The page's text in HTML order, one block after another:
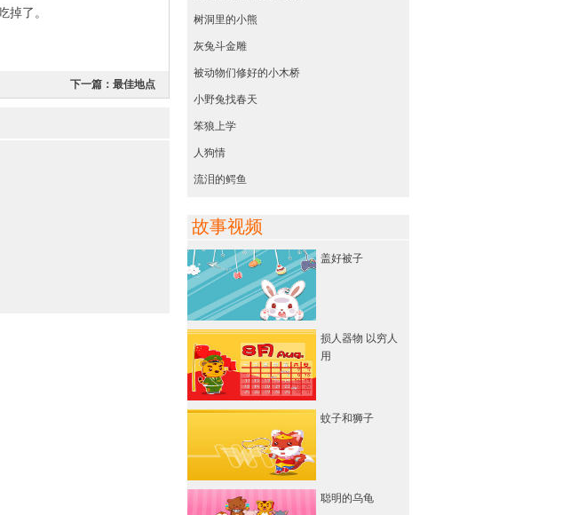
掉了。
下一篇： 最佳地点
树洞里的小熊
灰兔斗金雕
被动物们修好的小木桥
小野兔找春天
笨狼上学
人狗情
流泪的鳄鱼
故事视频
盖好被子
损人器物 以穷人
用
蚊子和狮子
聪明的乌龟